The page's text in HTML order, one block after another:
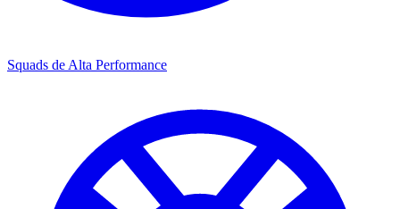
Squads de Alta Performance